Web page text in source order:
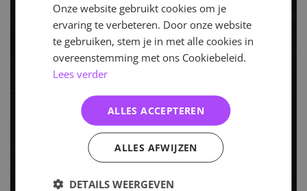
Onze website gebruikt cookies om je
ervaring te verbeteren. Door onze website
te gebruiken, stem je in met alle cookies in
overeenstemming met ons Cookiebeleid.
Lees verder
ALLES ACCEPTEREN
ALLES AFWIJZEN
DETAILS WEERGEVEN